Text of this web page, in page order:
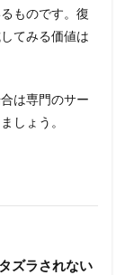
ものです。復
てみる価値は
は専門のサー
しょう。
ズラされない